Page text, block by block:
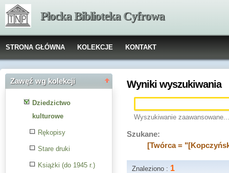
Płocka Biblioteka Cyfrowa
STRONA GŁÓWNA KOLEKCJE KONTAKT
Zawęź wg kolekcji
Dziedzictwo
kulturowe
Rękopisy
Stare druki
Książki (do 1945 r.)
Wyniki wyszukiwania
Wyszukiwanie zaawansowane...
Szukane:
[Twórca =
Znaleziono : 1